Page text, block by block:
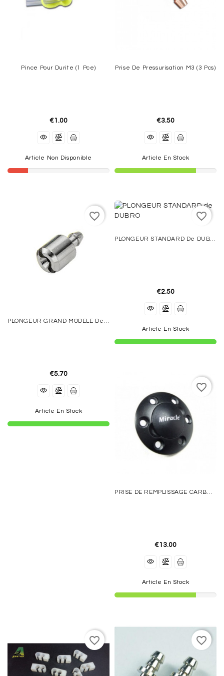
Pince Pour Durite (1 Pce)
€1.00
Article Non Disponible
Prise De Pressurisation M3 (3 Pcs)
€3.50
Article En Stock
PLONGEUR GRAND MODELE De DUBRO
€5.70
Article En Stock
favorite_border
PLONGEUR STANDARD De DUBRO
€2.50
Article En Stock
favorite_border
PRISE DE REMPLISSAGE CARBURANT RONDE NOIRE PICHLER
€13.00
Article En Stock
favorite_border
favorite_border favorite_border